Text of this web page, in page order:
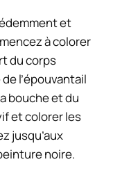
et
à colorer
du corps
l’épouvantail
bouche et du
et colorer les
jusqu’aux
noire.